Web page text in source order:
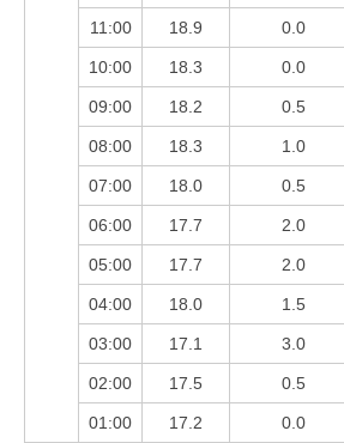
11:00 18.9 0.0
10:00 18.3 0.0
09:00 18.2 0.5
08:00 18.3 1.0
07:00 18.0 0.5
06:00 17.7 2.0
05:00 17.7 2.0
04:00 18.0 1.5
03:00 17.1 3.0
02:00 17.5 0.5
01:00 17.2 0.0